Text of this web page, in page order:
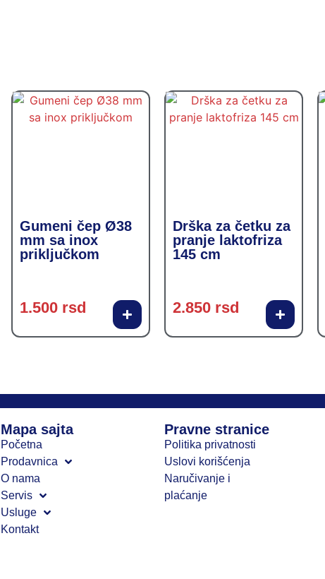
Gumeni čep Ø38
mm sa inox
priključkom
1.500 rsd
Drška za četku za
pranje laktofriza
145 cm
2.850 rsd
Mapa sajta
Početna
Prodavnica
O nama
Servis
Usluge
Kontakt
Pravne stranice
Politika privatnosti
Uslovi korišćenja
Naručivanje i
plaćanje